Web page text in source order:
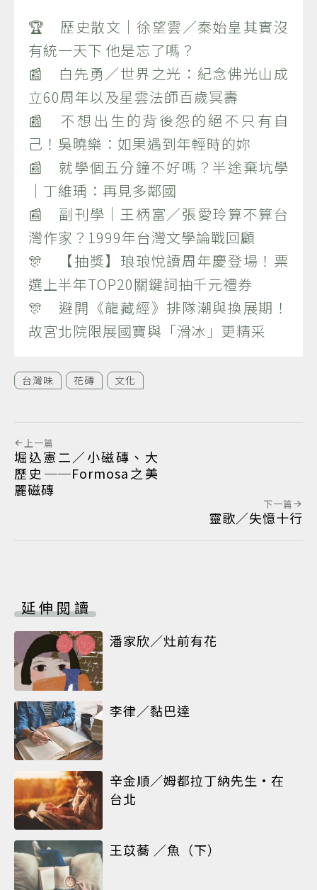
🏆 歷史散文｜徐望雲／秦始皇其實沒
有統一天下 他是忘了嗎？
📰 白先勇／世界之光：紀念佛光山成
立60周年以及星雲法師百歲冥壽
📰 不想出生的背後怨的絕不只有自
己！吳曉樂：如果遇到年輕時的妳
📰 就學個五分鐘不好嗎？半途棄坑學
｜丁維瑀：再見多鄰國
📰 副刊學｜王柄富／張愛玲算不算台
灣作家？1999年台灣文學論戰回顧
🎊 【抽獎】琅琅悅讀周年慶登場！票
選上半年TOP20關鍵詞抽千元禮券
🎊 避開《龍藏經》排隊潮與換展期！
故宮北院限展國寶與「滑冰」更精采
台灣味 花磚 文化
上一篇
堀込憲二／小磁磚、大
歷史──Formosa之美
麗磁磚
下一篇
靈歌／失憶十行
延伸閱讀
潘家欣／灶前有花
李律／黏巴達
辛金順／姆都拉丁納先生•在
台北
王苡蕎 ／魚（下）